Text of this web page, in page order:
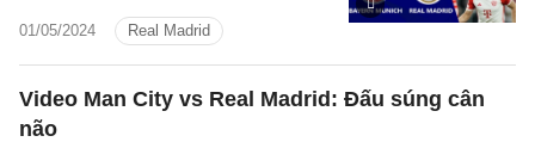
01/05/2024 Real Madrid
Munich đấu với Real Madrid hôm nay
Video Man City vs Real Madrid: Đấu súng cân
não